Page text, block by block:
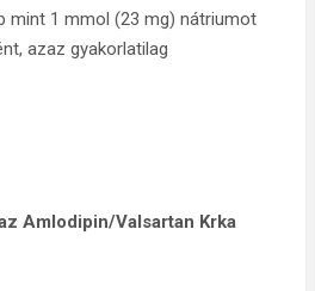
mint 1 mmol (23 mg) nátriumot
azaz gyakorlatilag
Amlodipin/Valsartan Krka